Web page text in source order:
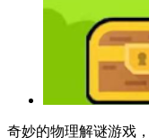
奇妙的物理解谜游戏